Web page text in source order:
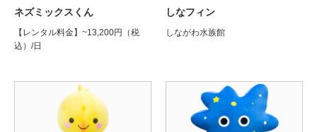
着ぐるみ,M（3~3.5頭身）
ネズミックスくん
【レンタル料金】~13,200円（税
込）/日
型）
しなフィン
しながわ水族館